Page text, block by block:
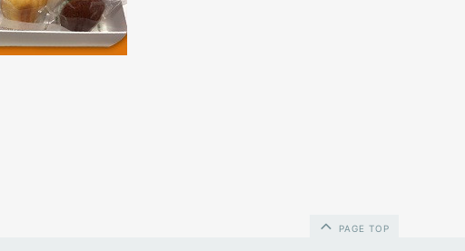
PAGE TOP